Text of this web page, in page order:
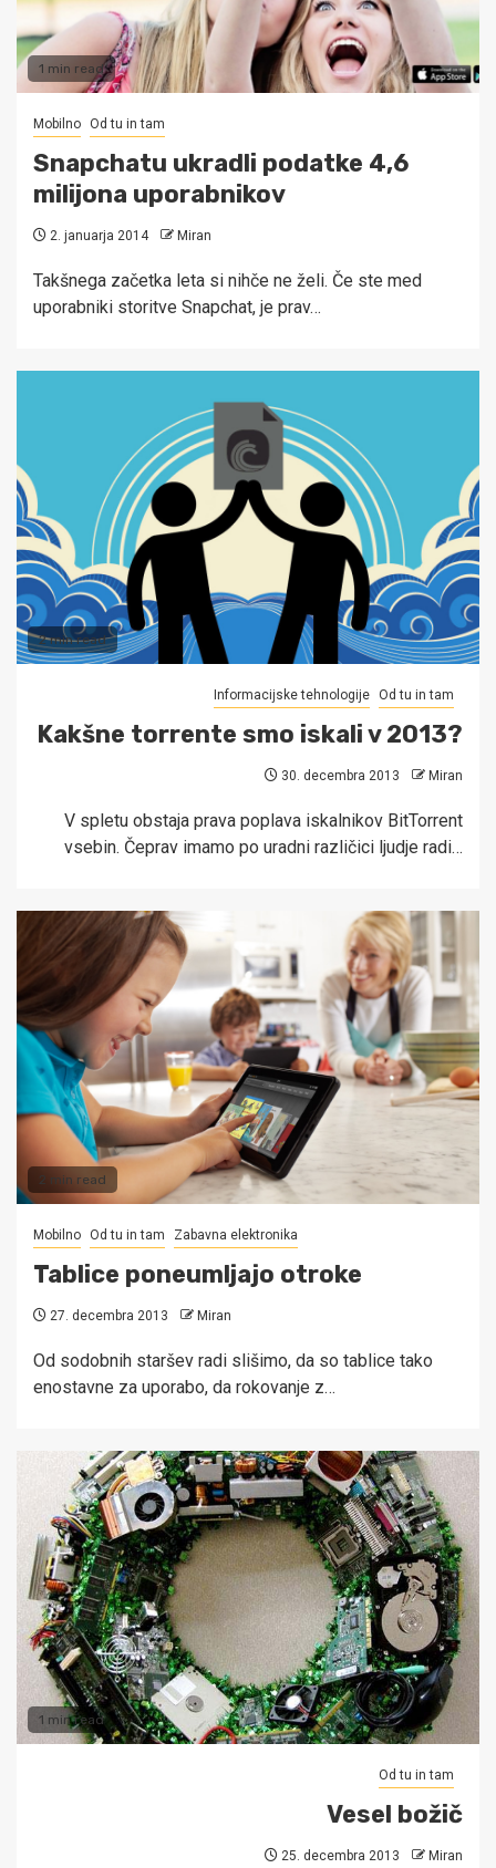
1 min read
Mobilno Od tu in tam
Snapchatu ukradli podatke 4,6
milijona uporabnikov
2. januarja 2014 Miran
Takšnega začetka leta si nihče ne želi. Če ste med
uporabniki storitve Snapchat, je prav…
2 min read
Informacijske tehnologije Od tu in tam
Kakšne torrente smo iskali v 2013?
30. decembra 2013 Miran
V spletu obstaja prava poplava iskalnikov BitTorrent
vsebin. Čeprav imamo po uradni različici ljudje radi…
2 min read
Mobilno Od tu in tam Zabavna elektronika
Tablice poneumljajo otroke
27. decembra 2013 Miran
Od sodobnih staršev radi slišimo, da so tablice tako
enostavne za uporabo, da rokovanje z…
1 min read
Od tu in tam
Vesel božič
25. decembra 2013 Miran